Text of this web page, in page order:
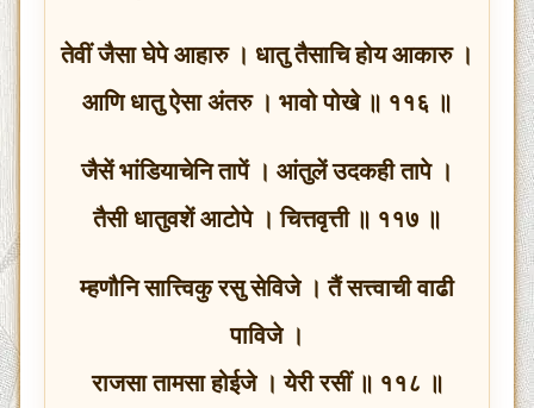
तेवीं जैसा घेपे आहारु । धातु तैसाचि होय आकारु ।
आणि धातु ऐसा अंतरु । भावो पोखे ॥ ११६ ॥
जैसें भांडियाचेनि तापें । आंतुलें उदकही तापे ।
तैसी धातुवशें आटोपे । चित्तवृत्ती ॥ ११७ ॥
म्हणौनि सात्त्विकु रसु सेविजे । तैं सत्त्वाची वाढी
पाविजे ।
राजसा तामसा होईजे । येरी रसीं ॥ ११८ ॥